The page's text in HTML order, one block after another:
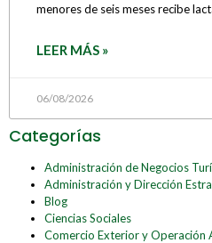
menores de seis meses recibe
LEER MÁS »
06/08/2026
Categorías
Administración de Negocios
Administración y Dirección
Blog
Ciencias Sociales
Comercio Exterior y Operación